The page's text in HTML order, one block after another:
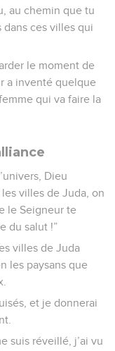
au chemin que tu
dans ces villes qui
le moment de
a inventé quelque
qui va faire la
Dieu
les villes de Juda, on
le Seigneur te
du salut !”
villes de Juda
les paysans que
et je donnerai
suis réveillé, j’ai vu